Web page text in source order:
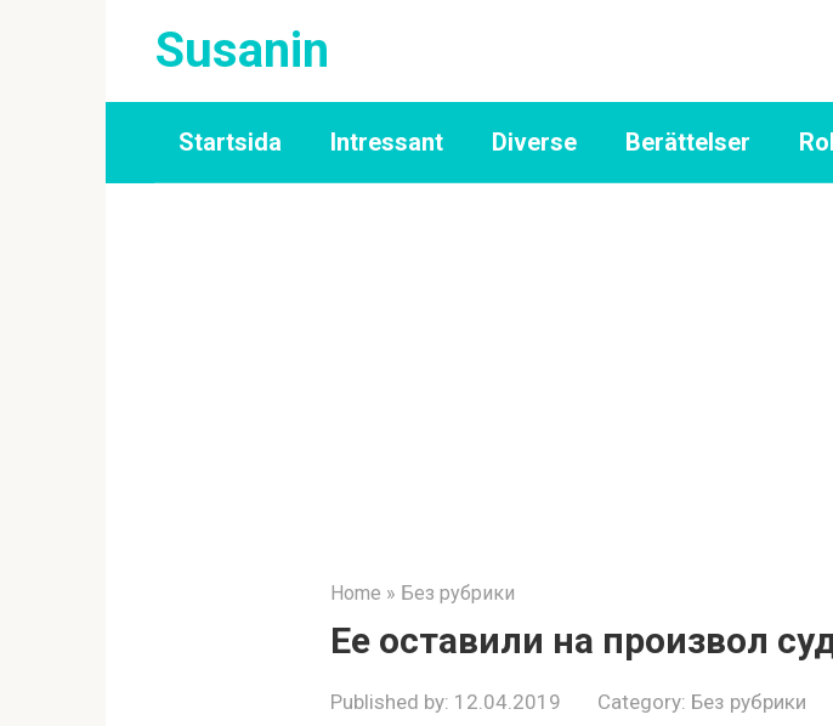
Susanin
Startsida Intressant Diverse Berättelser
Home » Без рубрики
Ее оставили на произвол
Published by: 12.04.2019 Category: Без рубрики